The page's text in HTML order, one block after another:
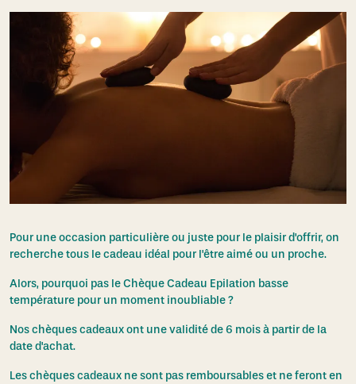
Pour une occasion particulière ou juste pour le plaisir d'offrir, on
recherche tous le cadeau idéal pour l'être aimé ou un proche.
Alors, pourquoi pas le Chèque Cadeau Epilation basse
température pour un moment inoubliable ?
Nos chèques cadeaux ont une validité de 6 mois à partir de la
date d'achat.
Les chèques cadeaux ne sont pas remboursables et ne feront en
corporelle
chaudes